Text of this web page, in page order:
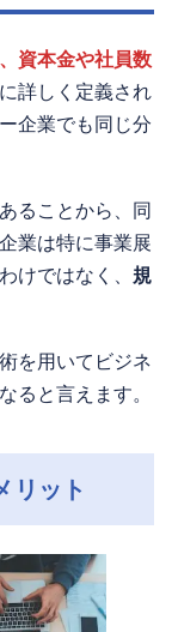
資本金や社員数
詳しく定義され
企業でも同じ分
ることから、同
業は特に事業展
けではなく、 規
を用いてビジネ
ると言えます。
リット